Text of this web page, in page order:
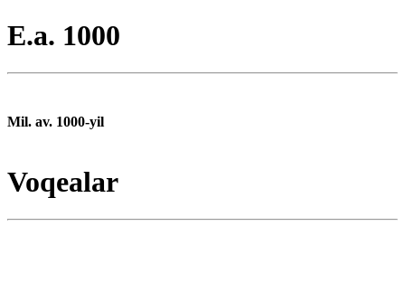
E.a. 1000
Mil. av. 1000-yil
Voqealar